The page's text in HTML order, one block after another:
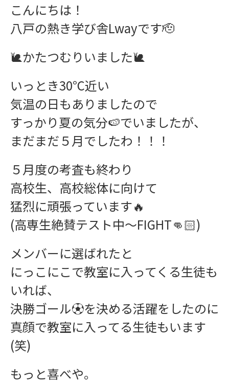
こんにちは！
八戸の熱き学び舎Lwayです🫡
🐌かたつむりいました🐌
いっとき30℃近い
気温の日もありましたので
すっかり夏の気分🍉でいましたが、
まだまだ５月でしたわ！！！
５月度の考査も終わり
高校生、高校総体に向けて
猛烈に頑張っています🔥
(高専生絶賛テスト中〜FIGHT👊🏻)
メンバーに選ばれたと
にっこにこで教室に入ってくる生徒も
いれば、
決勝ゴール⚽を決める活躍をしたのに
真顔で教室に入ってる生徒もいます
(笑)
もっと喜べや。